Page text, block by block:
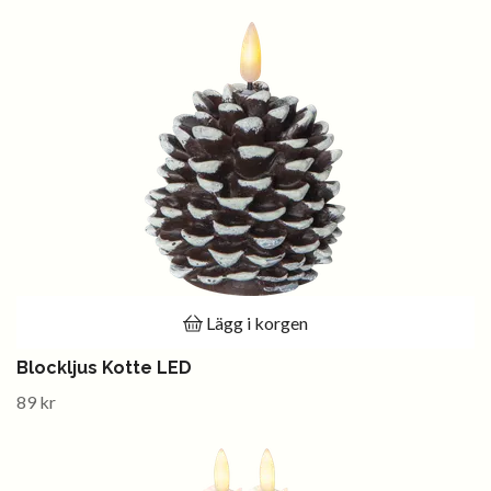
Lägg i korgen
Blockljus Kotte LED
89 kr